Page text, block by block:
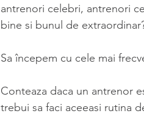
antrenori celebri, antrenori
bine si bunul de
Sa începem cu cele mai
Conteaza daca un antrenor
trebui sa faci aceeasi rutina